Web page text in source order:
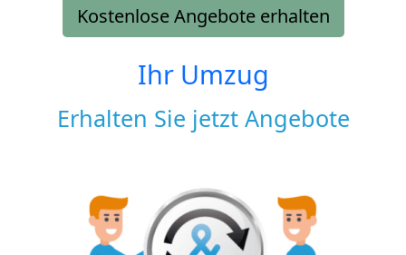
Kostenlose Angebote erhalten
Ihr Umzug
Erhalten Sie jetzt Angebote